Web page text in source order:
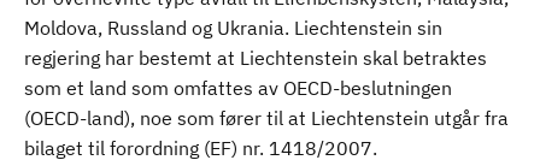
Moldova, Russland og Ukrania. Liechtenstein sin
regjering har bestemt at Liechtenstein skal betraktes
som et land som omfattes av OECD-beslutningen
(OECD-land), noe som fører til at Liechtenstein utgår fra
bilaget til forordning (EF) nr. 1418/2007.